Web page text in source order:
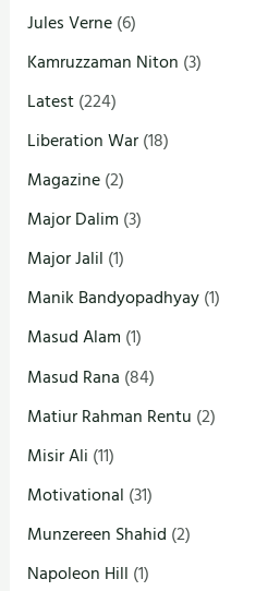
Jules Verne(6)
Kamruzzaman Niton (3)
Latest(224)
Liberation War(18)
Magazine(2)
Major Dalim (3)
Major Jalil (1)
Manik Bandyopadhyay(1)
Masud Alam (1)
Masud Rana (84)
Matiur Rahman Rentu (2)
Misir Ali (11)
Motivational (31)
Munzereen Shahid (2)
Napoleon Hill (1)